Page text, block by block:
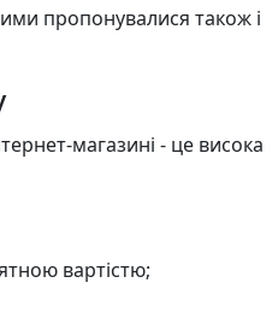
пропонувалися також і
магазині - це висока
вартістю;